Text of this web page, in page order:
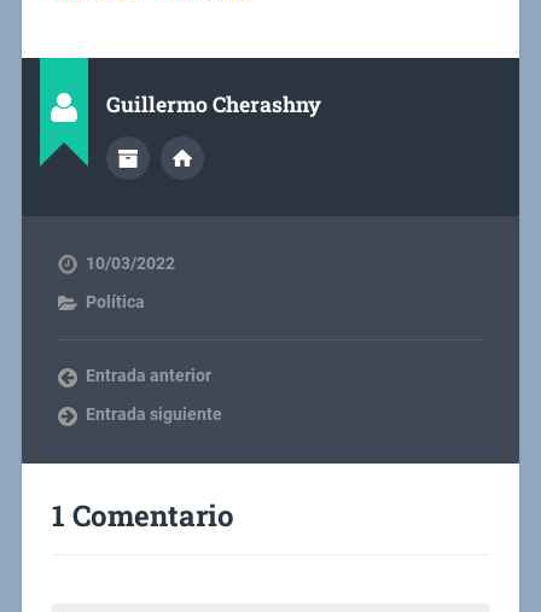
Guillermo Cherashny
10/03/2022
Política
Entrada anterior
Entrada siguiente
1 Comentario